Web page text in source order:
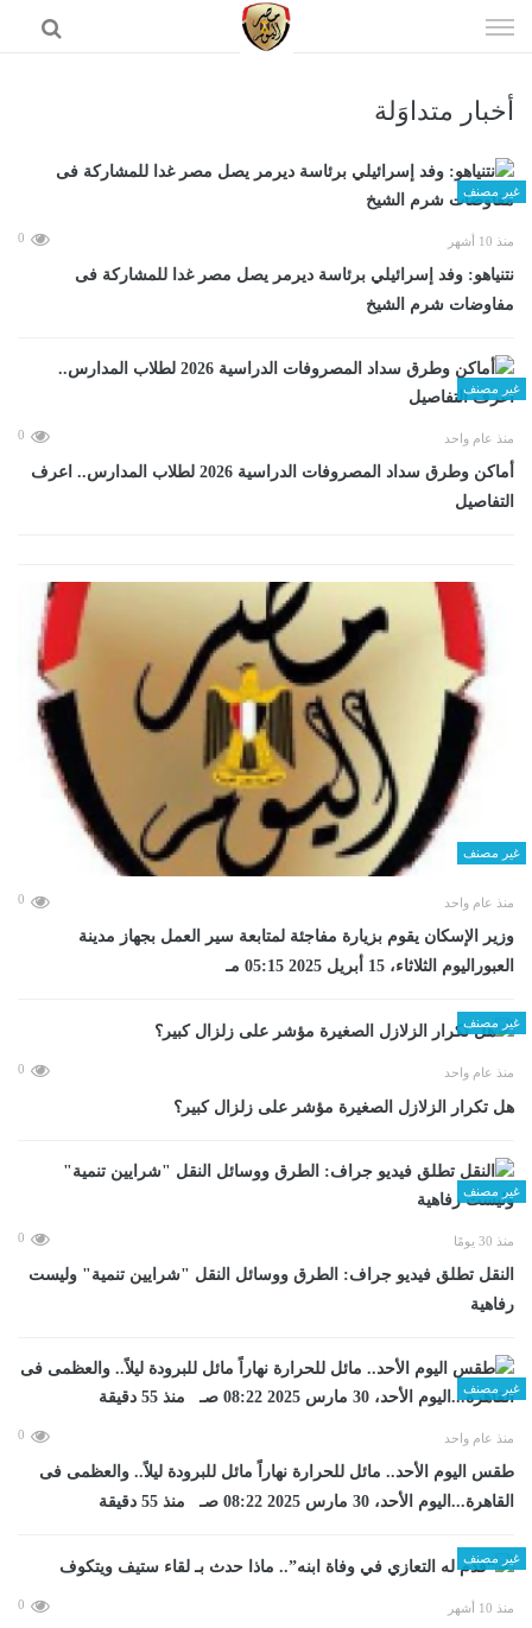
الى
أخبار متداوَلة
غير مصنف
منذ 10 أشهر 0
نتنياهو: وفد إسرائيلي برئاسة ديرمر يصل مصر غدا للمشاركة فى
مفاوضات شرم الشيخ
غير مصنف
منذ عام واحد 0
أماكن وطرق سداد المصروفات الدراسية 2026 لطلاب المدارس.. اعرف
التفاصيل
غير مصنف
منذ عام واحد 0
وزير الإسكان يقوم بزيارة مفاجئة لمتابعة سير العمل بجهاز مدينة
العبوراليوم الثلاثاء، 15 أبريل 2025 05:15 مـ
غير مصنف
منذ عام واحد 0
هل تكرار الزلازل الصغيرة مؤشر على زلزال كبير؟
غير مصنف
منذ 30 يومًا 0
​النقل تطلق فيديو جراف: الطرق ووسائل النقل "شرايين تنمية" وليست
رفاهية
غير مصنف
منذ عام واحد 0
طقس اليوم الأحد.. مائل للحرارة نهاراً مائل للبرودة ليلاً.. والعظمى فى
القاهرة...اليوم الأحد، 30 مارس 2025 08:22 صـ منذ 55 دقيقة
غير مصنف
منذ 10 أشهر 0